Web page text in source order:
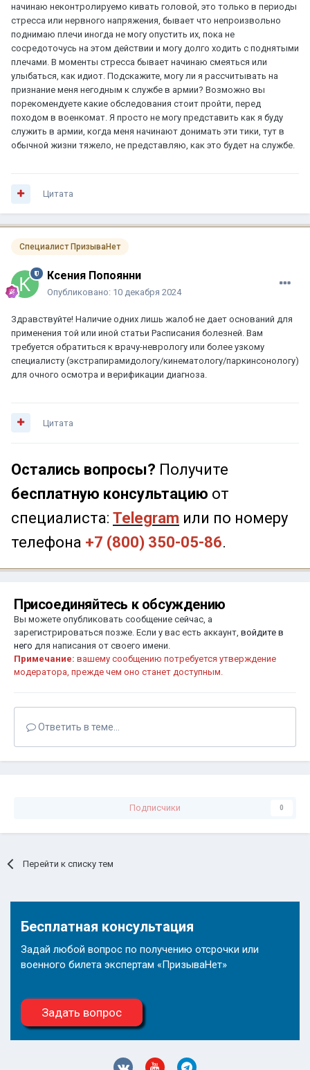
начинаю неконтролируемо кивать головой, это только в периоды
стресса или нервного напряжения, бывает что непроизвольно
поднимаю плечи иногда не могу опустить их, пока не
сосредоточусь на этом действии и могу долго ходить с поднятыми
плечами. В моменты стресса бывает начинаю смеяться или
улыбаться, как идиот. Подскажите, могу ли я рассчитывать на
признание меня негодным к службе в армии? Возможно вы
порекомендуете какие обследования стоит пройти, перед
походом в военкомат. Я просто не могу представить как я буду
служить в армии, когда меня начинают донимать эти тики, тут в
обычной жизни тяжело, не представляю, как это будет на службе.
Цитата
Специалист ПризываНет
Ксения Попоянни
Опубликовано: 10 декабря 2024
Здравствуйте! Наличие одних лишь жалоб не дает оснований для
применения той или иной статьи Расписания болезней. Вам
требуется обратиться к врачу-неврологу или более узкому
специалисту (экстрапирамидологу/кинематологу/паркинсонологу)
для очного осмотра и верификации диагноза.
Цитата
Остались вопросы? Получите
бесплатную консультацию от
специалиста: Telegram или по номеру
телефона +7 (800) 350-05-86.
Присоединяйтесь к обсуждению
Вы можете опубликовать сообщение сейчас, а
зарегистрироваться позже. Если у вас есть аккаунт, войдите в
него для написания от своего имени.
Примечание: вашему сообщению потребуется утверждение
модератора, прежде чем оно станет доступным.
Ответить в теме...
Подписчики 0
Перейти к списку тем
Бесплатная консультация
Задай любой вопрос по получению отсрочки или
военного билета экспертам «ПризываНет»
Задать вопрос